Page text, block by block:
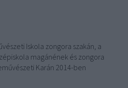
Iskola zongora szakán, a
magánének és zongora
Karán 2014-ben